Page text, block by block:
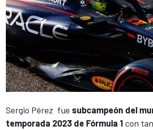
Sergio Pérez fue subcampeón del
temporada 2023 de Fórmula 1 con